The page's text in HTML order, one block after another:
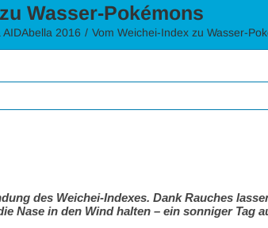
Wasser-Pokémons
2016 Vom Weichei-Index zu Wasser-
des Weichei-Indexes. Dank Rauches
Nase in den Wind halten – ein sonniger Tag